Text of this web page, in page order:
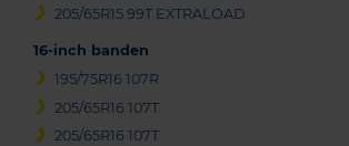
205/65R15 99T EXTRALOAD
16-inch banden
195/75R16 107R
205/65R16 107T
205/65R16 107T